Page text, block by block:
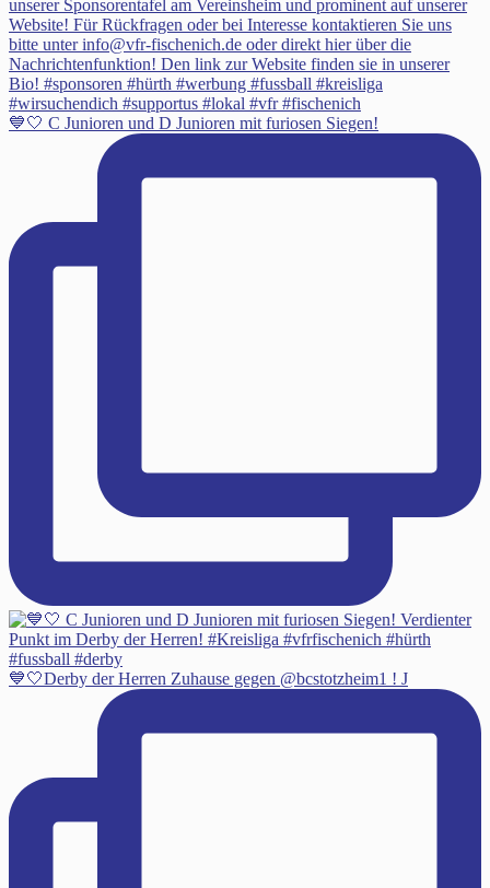
💙🤍 C Junioren und D Junioren mit furiosen Siegen!
💙🤍Derby der Herren Zuhause gegen @bcstotzheim1 ! J